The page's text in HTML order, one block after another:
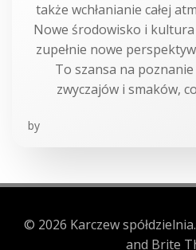
także wchłanianie całej
Nowe środowisko i
zupełnie nowe
To szansa na
zwyczajów i smaków,
by
© 2026 Karczew
and Brite